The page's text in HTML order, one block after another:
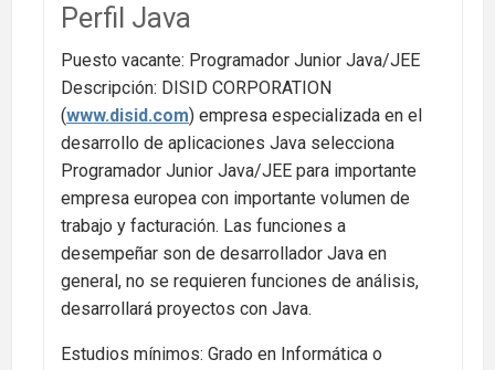
Perfil Java
Puesto vacante: Programador Junior Java/JEE
Descripción: DISID CORPORATION
(www.disid.com) empresa especializada en el
desarrollo de aplicaciones Java selecciona
Programador Junior Java/JEE para importante
empresa europea con importante volumen de
trabajo y facturación. Las funciones a
desempeñar son de desarrollador Java en
general, no se requieren funciones de análisis,
desarrollará proyectos con Java.
Estudios mínimos: Grado en Informática o